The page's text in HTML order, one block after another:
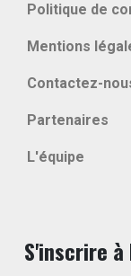
Politique de
Mentions
Contactez-
Partenaires
L'équipe
S'inscrire